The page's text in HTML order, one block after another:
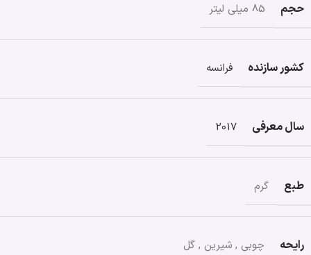
حجم 85 میلی لیتر
کشور سازنده فرانسه
سال معرفی 2017
طبع گرم
رایحه چوبی , شیرین , گل